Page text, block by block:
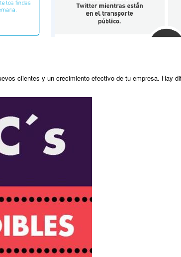
clientes y un crecimiento efectivo de tu empresa. Hay